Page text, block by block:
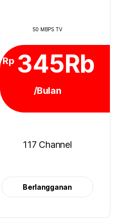
50 MBPS TV
Rp 345Rb
/Bulan
117 Channel
Berlangganan